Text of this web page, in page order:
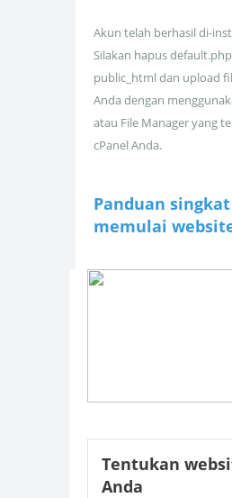
Akun telah berhasil di-
Silakan hapus
public_html dan upload
Anda dengan
atau File Manager yang
cPanel Anda.
Panduan
memulai
Tentukan
Anda